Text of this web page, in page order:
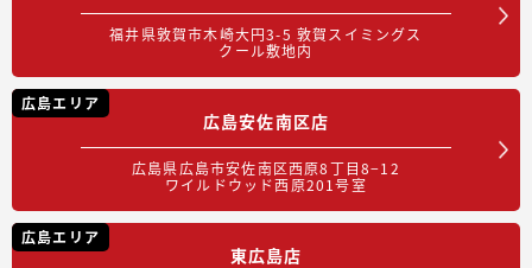
福井県敦賀市木崎大円3-5 敦賀スイミングス
クール敷地内
広島エリア
広島安佐南区店
広島県広島市安佐南区西原8丁目8−12
ワイルドウッド西原201号室
広島エリア
東広島店